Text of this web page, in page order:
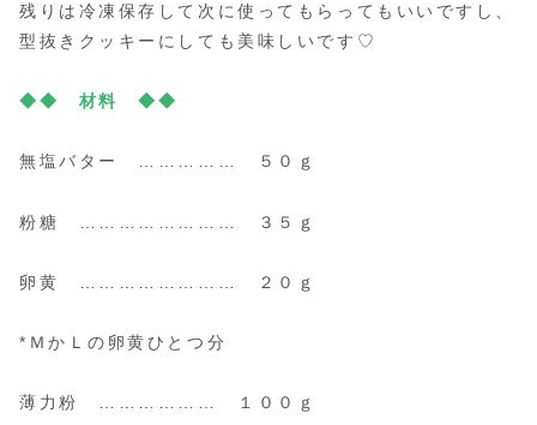
残りは冷凍保存して次に使ってもらってもいいですし、
型抜きクッキーにしても美味しいです♡
◆◆ 材料 ◆◆
無塩バター …………… ５０ｇ
粉糖 …………………… ３５ｇ
卵黄 …………………… ２０ｇ
*ＭかＬの卵黄ひとつ分
薄力粉 ……………… １００ｇ